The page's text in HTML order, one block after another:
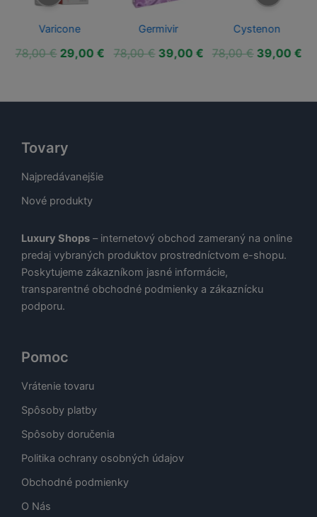
Aktuálna
Varicone
78,00€ Pôvodná
29,00 €Aktuálna
Germivir
78,00€ Pôvodná
39,00 €Aktuálna
Cystenon
78,00€ Pôvodná
39,00 €
Tovary
Najpredávanejšie
Nové produkty
Luxury Shops – internetový obchod zameraný na online
predaj vybraných produktov prostredníctvom e-shopu.
Poskytujeme zákazníkom jasné informácie,
transparentné obchodné podmienky a zákaznícku
podporu.
Pomoc
Vrátenie tovaru
Spôsoby platby
Spôsoby doručenia
Politika ochrany osobných údajov
Obchodné podmienky
O Nás